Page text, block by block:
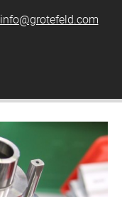
info@grotefeld.com